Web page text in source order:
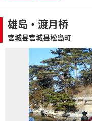
雄岛・渡月桥
宮城县宫城县松岛町